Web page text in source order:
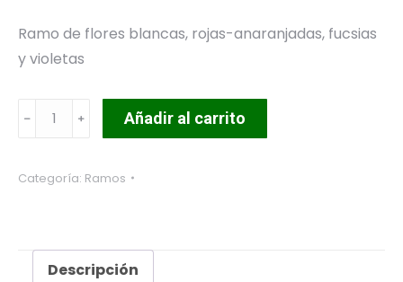
Ramo de flores blancas, rojas-anaranjadas, fucsias
y violetas
Ramo
Añadir al carrito
Categoría: Ramos
Descripción